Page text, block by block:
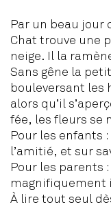
Par un beau jour
Chat trouve une
neige. Il la
Sans gêne la
bouleversant les
alors qu’il
fée, les fleurs se
Pour les enfants
l’amitié, et sur
Pour les parents
magnifiquement
À lire tout seul